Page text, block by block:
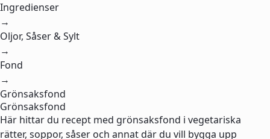
Ingredienser
→
Oljor, Såser & Sylt
→
Fond
→
Grönsaksfond
Grönsaksfond
Här hittar du recept med grönsaksfond i vegetariska
rätter, soppor, såser och annat där du vill bygga upp